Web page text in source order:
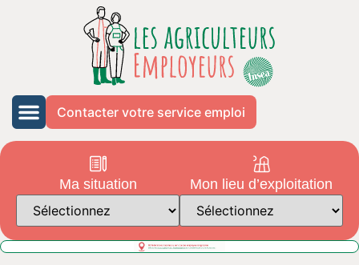
Contacter votre service emploi
Ma situation Mon lieu d’exploitation